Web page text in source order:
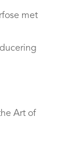
met
Art of